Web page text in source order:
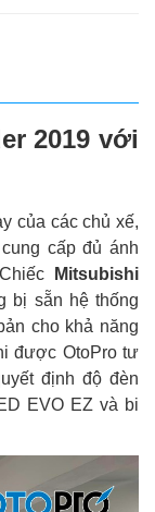
2019 với
của các chủ xế,
cấp đủ ánh
Mitsubishi
bị sẵn hệ thống
cho khả năng
được OtoPro tư
định độ đèn
EVO EZ và bi